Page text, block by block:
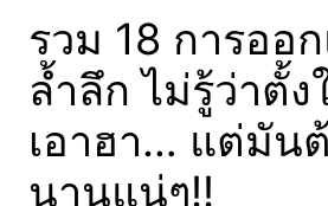
รวม 18 การออ
ล้ำลึก ไม่รู้ว่าตั้ง
เอาฮา… แต่มัน
นานแน่ๆ!!